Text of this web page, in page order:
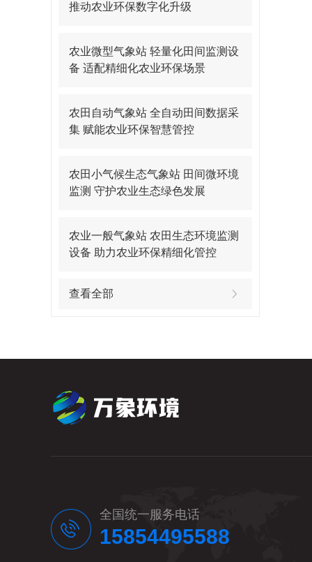
推动农业环保数字化升级
农业微型气象站 轻量化田间监测设
备 适配精细化农业环保场景
农田自动气象站 全自动田间数据采
集 赋能农业环保智慧管控
农田小气候生态气象站 田间微环境
监测 守护农业生态绿色发展
农业一般气象站 农田生态环境监测
设备 助力农业环保精细化管控
查看全部
全国统一服务电话
15854495588